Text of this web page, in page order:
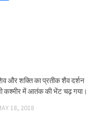
और शक्ति का प्रतीक शैव दर्शन
कश्मीर में आतंक की भेंट चढ़ गया।
18, 2018